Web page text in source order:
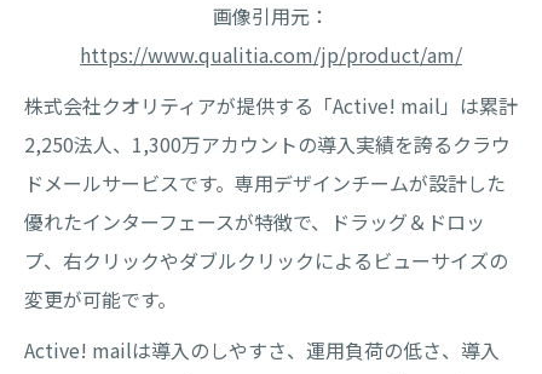
画像引用元：
https://www.qualitia.com/jp/product/am/
株式会社クオリティアが提供する「Active! mail」は累計
2,250法人、1,300万アカウントの導入実績を誇るクラウ
ドメールサービスです。専用デザインチームが設計した
優れたインターフェースが特徴で、ドラッグ＆ドロッ
プ、右クリックやダブルクリックによるビューサイズの
変更が可能です。
Active! mailは導入のしやすさ、運用負荷の低さ、導入